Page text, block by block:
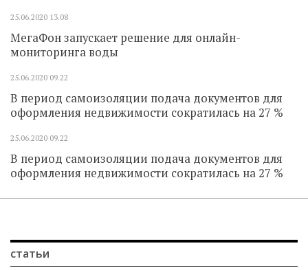
25.06.2020 13.08
МегаФон запускает решение для онлайн-
мониторинга воды
25.06.2020 09.22
В период самоизоляции подача документов для
оформления недвижимости сократилась на 27 %
25.06.2020 09.22
В период самоизоляции подача документов для
оформления недвижимости сократилась на 27 %
статьи